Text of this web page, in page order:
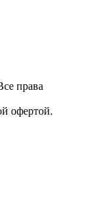
права
офертой.